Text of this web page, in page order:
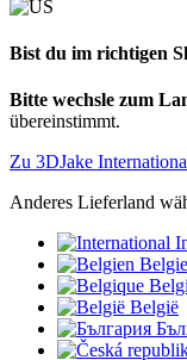
Bist du im richtigen
Bitte wechsle zum
übereinstimmt.
Zu 3DJake
Anderes Lieferland
België